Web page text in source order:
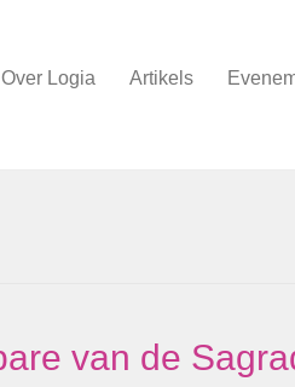
Over Logia Artikels
van de